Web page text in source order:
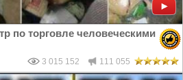
по торговле человеческими
3 015 152 111 055